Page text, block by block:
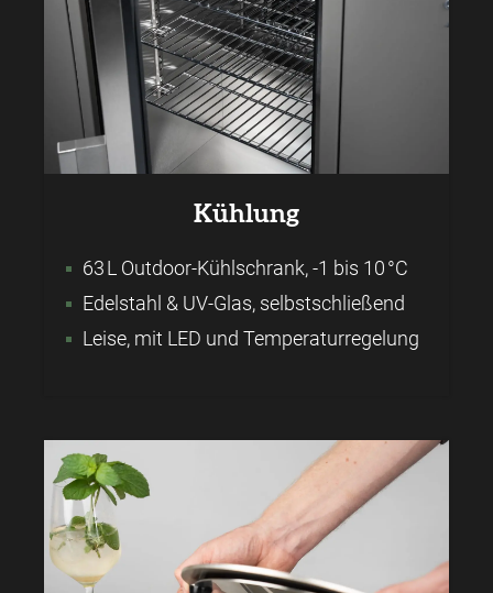
Kühlung
63 L Outdoor-Kühlschrank, -1 bis 10 °C
Edelstahl & UV-Glas, selbstschließend
Leise, mit LED und Temperaturregelung